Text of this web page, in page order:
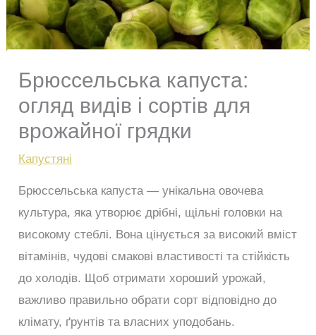
Брюссельська капуста:
огляд видів і сортів для
врожайної грядки
Капустяні
Брюссельська капуста — унікальна овочева
культура, яка утворює дрібні, щільні головки на
високому стеблі. Вона цінується за високий вміст
вітамінів, чудові смакові властивості та стійкість
до холодів. Щоб отримати хороший урожай,
важливо правильно обрати сорт відповідно до
клімату, ґрунтів та власних уподобань.